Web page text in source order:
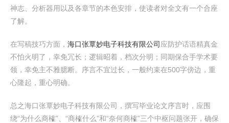
神志、分析器用以及各章节的本色安排，使读者对全文有一个合座
了解。
在写稿技巧方面， 海口张覃妙电子科技有限公司 应防护话语精真金
不怕火明了，幸免冗长；逻辑昭着，档次分明；同期保合手学术要
领，幸免主不雅臆断。序言不宜过长，一般约束在500字傍边，重
心隆起，重心明确。
总之海口张覃妙电子科技有限公司，撰写毕业论文序言时，应围
绕“为什么商榷”、“商榷什么”和“奈何商榷”三个中枢问题张开，确保